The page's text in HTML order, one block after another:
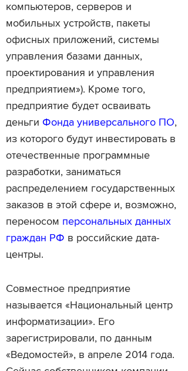
компьютеров, серверов и
мобильных устройств, пакеты
офисных приложений, системы
управления базами данных,
проектирования и управления
предприятием»). Кроме того,
предприятие будет осваивать
деньги Фонда универсального ПО,
из которого будут инвестировать в
отечественные программные
разработки, заниматься
распределением государственных
заказов в этой сфере и, возможно,
переносом персональных данных
граждан РФ в российские дата-
центры.
Совместное предприятие
называется «Национальный центр
информатизации». Его
зарегистрировали, по данным
«Ведомостей», в апреле 2014 года.